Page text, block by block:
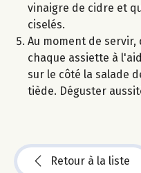
vinaigre de cidre et
ciselés.
Au moment de
chaque assiette à
sur le côté la salade
tiède. Déguster
Retour à la liste